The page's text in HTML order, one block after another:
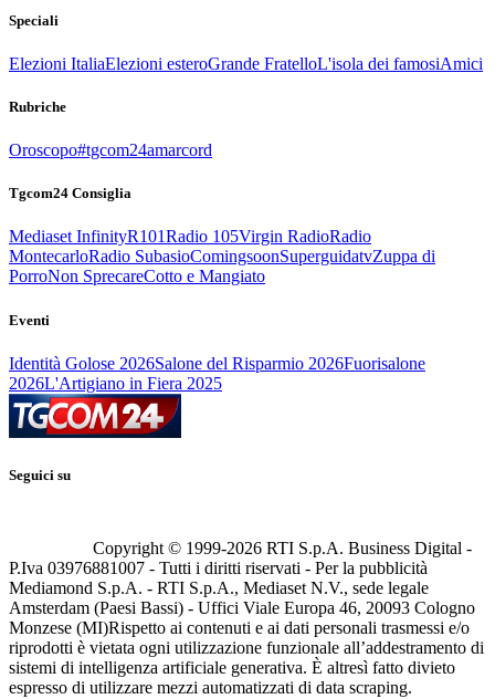
Speciali
Elezioni ItaliaElezioni esteroGrande FratelloL'isola dei famosiAmici
Rubriche
Oroscopo#tgcom24amarcord
Tgcom24 Consiglia
Mediaset InfinityR101Radio 105Virgin RadioRadio
MontecarloRadio SubasioComingsoonSuperguidatvZuppa di
PorroNon SprecareCotto e Mangiato
Eventi
Identità Golose 2026Salone del Risparmio 2026Fuorisalone
2026L'Artigiano in Fiera 2025
Seguici su
Copyright © 1999-2026 RTI S.p.A. Business Digital -
P.Iva 03976881007 - Tutti i diritti riservati - Per la pubblicità
Mediamond S.p.A. - RTI S.p.A., Mediaset N.V., sede legale
Amsterdam (Paesi Bassi) - Uffici Viale Europa 46, 20093 Cologno
Monzese (MI)Rispetto ai contenuti e ai dati personali trasmessi e/o
riprodotti è vietata ogni utilizzazione funzionale all’addestramento di
sistemi di intelligenza artificiale generativa. È altresì fatto divieto
espresso di utilizzare mezzi automatizzati di data scraping.